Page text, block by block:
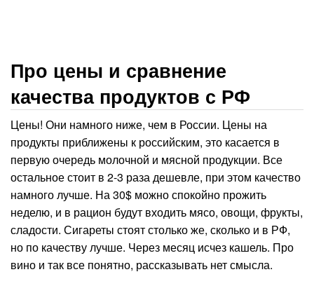
Про цены и сравнение
качества продуктов с РФ
Цены! Они намного ниже, чем в России. Цены на
продукты приближены к российским, это касается в
первую очередь молочной и мясной продукции. Все
остальное стоит в 2-3 раза дешевле, при этом качество
намного лучше. На 30$ можно спокойно прожить
неделю, и в рацион будут входить мясо, овощи, фрукты,
сладости. Сигареты стоят столько же, сколько и в РФ,
но по качеству лучше. Через месяц исчез кашель. Про
вино и так все понятно, рассказывать нет смысла.